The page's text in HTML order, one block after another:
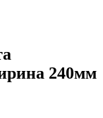
240мм